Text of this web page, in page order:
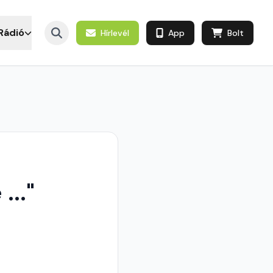
Hírlevél App Bolt